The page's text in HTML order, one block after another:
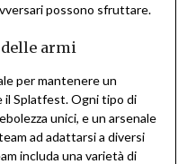
possono sfruttare.
armi
per mantenere un
Splatfest. Ogni tipo di
unici, e un arsenale
ad adattarsi a diversi
includa una varietà di